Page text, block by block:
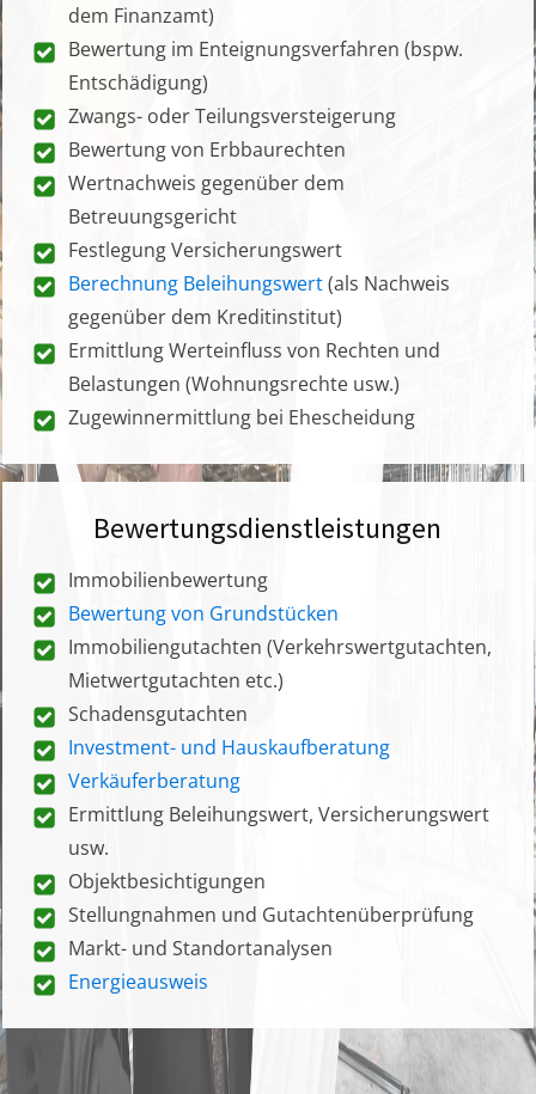
dem Finanzamt)
Bewertung im Enteignungsverfahren (bspw.
Entschädigung)
Zwangs- oder Teilungsversteigerung
Bewertung von Erbbaurechten
Wertnachweis gegenüber dem
Betreuungsgericht
Festlegung Versicherungswert
Berechnung Beleihungswert(als Nachweis
gegenüber dem Kreditinstitut)
Ermittlung Werteinfluss von Rechten und
Belastungen (Wohnungsrechte usw.)
Zugewinnermittlung bei Ehescheidung
Bewertungsdienstleistungen
Immobilienbewertung
Bewertung von Grundstücken
Immobiliengutachten (Verkehrswertgutachten,
Mietwertgutachten etc.)
Schadensgutachten
Investment- und Hauskaufberatung
Verkäuferberatung
Ermittlung Beleihungswert, Versicherungswert
usw.
Objektbesichtigungen
Stellungnahmen und Gutachtenüberprüfung
Markt- und Standortanalysen
Energieausweis